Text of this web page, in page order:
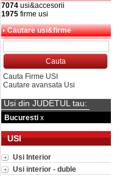
7074 usi&accesorii
1975 firme usi
Cautare usi&firme
Cauta Firme USI
Cautare avansata Usi
Usi din JUDETUL tau:
Bucuresti x
USI
Usi Interior
Usi interior - duble